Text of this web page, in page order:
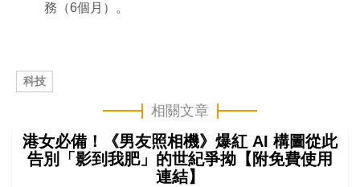
務（6個月）。
科技
相關文章
港女必備！《男友照相機》爆紅 AI 構圖從此
告別「影到我肥」的世紀爭拗【附免費使用
連結】